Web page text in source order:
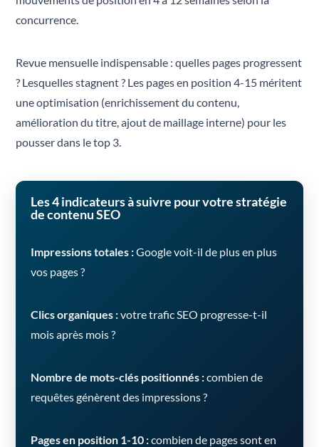
concurrence.
Revue mensuelle indispensable : quelles pages progressent
? Lesquelles stagnent ? Les pages en position 4-15 méritent
une optimisation (enrichissement du contenu,
amélioration du titre, ajout de maillage interne) pour les
pousser dans le top 3.
Les 4 indicateurs à suivre pour votre stratégie
de contenu SEO
Impressions totales :Google voit-il de plus en plus
vos pages ?
Clics organiques :votre trafic SEO progresse-t-il
mois après mois ?
Nombre de mots-clés positionnés :combien de
requêtes génèrent des impressions ?
Pages en position 1-10 :combien de pages sont en